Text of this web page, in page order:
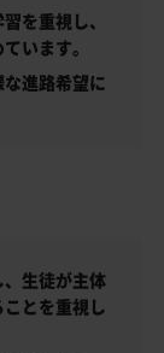
を重視し、
います。
進路希望に
、生徒が主体
とを重視し